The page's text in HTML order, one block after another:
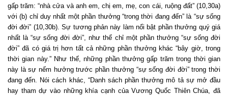
gấp trăm: “nhà cửa và anh em, chị em, mẹ, con cái, ruộng đất” (10,30a)
với (b) chỉ duy nhất một phần thưởng “trong thời đang đến” là “sự sống
đời đời” (10,30b). Sự tương phản này làm nổi bật phần thưởng quý giá
nhất là “sự sống đời đời”, như thể chỉ một phần thưởng “sự sống đời
đời” đã có giá trị hơn tất cả những phần thưởng khác “bây giờ, trong
thời gian này.” Như thế, những phần thưởng gấp trăm trong thời gian
này là sự nếm hưởng trước phần thưởng “sự sống đời đời” trong thời
đang đến. Nói cách khác, “Danh sách phần thưởng mô tả sự mở đầu
hay tham dự vào những khía cạnh của Vương Quốc Thiên Chúa, đã